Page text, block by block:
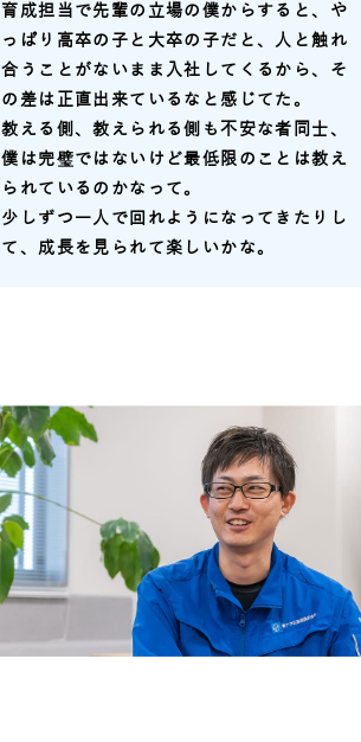
育成担当で先輩の立場の僕からすると、や
っぱり高卒の子と大卒の子だと、人と触れ
合うことがないまま入社してくるから、そ
の差は正直出来ているなと感じてた。
教える側、教えられる側も不安な者同士、
僕は完璧ではないけど最低限のことは教え
られているのかなって。
少しずつ一人で回れようになってきたりし
て、成長を見られて楽しいかな。